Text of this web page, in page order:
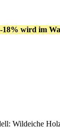
18% wird im
Wildeiche